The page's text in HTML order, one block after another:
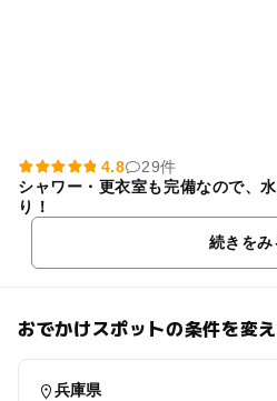
4.8
29件
シャワー・更衣室も完備なので、
り！
続きをみ
おでかけスポットの条件を変
兵庫県